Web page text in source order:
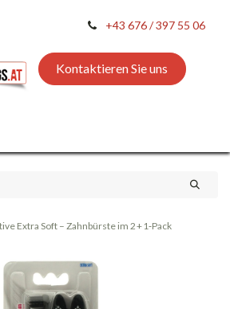
+43 676 / 397 55 06
Kontaktieren Sie uns
Extra Soft – Zahnbürste im 2 + 1‑Pack